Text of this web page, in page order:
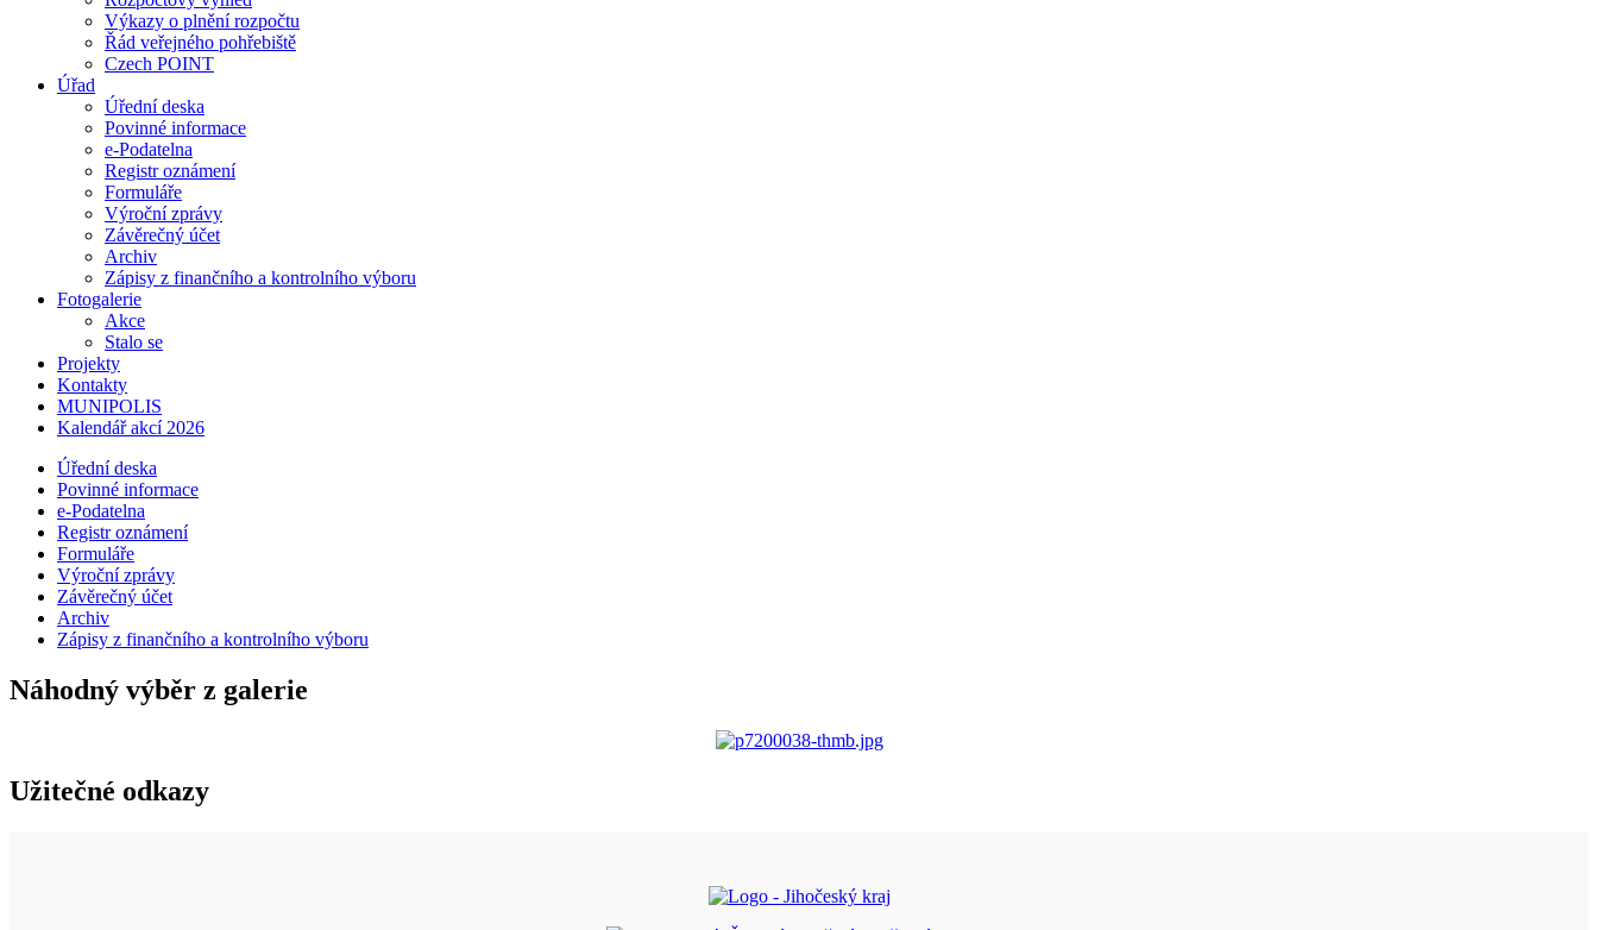
Výkazy o plnění rozpočtu
Řád veřejného pohřebiště
Czech POINT
Úřad
Úřední deska
Povinné informace
e-Podatelna
Registr oznámení
Formuláře
Výroční zprávy
Závěrečný účet
Archiv
Zápisy z finančního a kontrolního výboru
Fotogalerie
Akce
Stalo se
Projekty
Kontakty
MUNIPOLIS
Kalendář akcí 2026
Úřední deska
Povinné informace
e-Podatelna
Registr oznámení
Formuláře
Výroční zprávy
Závěrečný účet
Archiv
Zápisy z finančního a kontrolního výboru
Náhodný výběr z galerie
Užitečné odkazy